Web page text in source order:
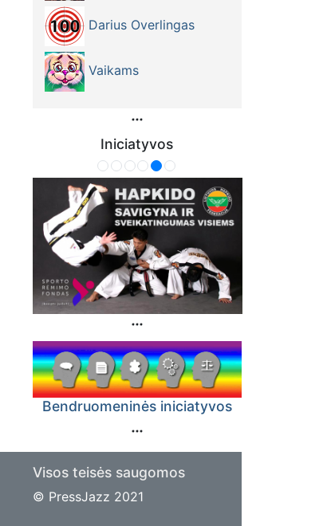
Darius Overlingas
Vaikams
Iniciatyvos
Bendruomeninės iniciatyvos
Visos teisės saugomos
© PressJazz 2021